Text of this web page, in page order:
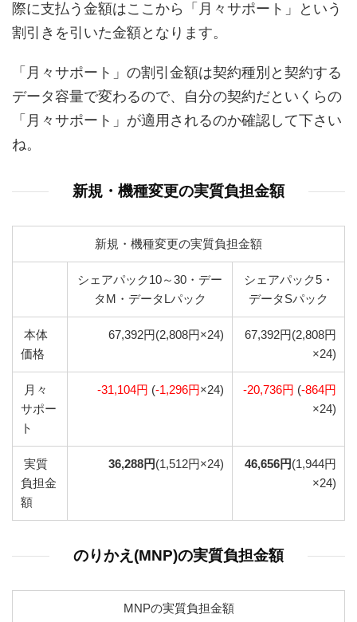
際に支払う金額はここから「月々サポート」という
割引きを引いた金額となります。
「月々サポート」の割引金額は契約種別と契約する
データ容量で変わるので、自分の契約だといくらの
「月々サポート」が適用されるのか確認して下さい
ね。
新規・機種変更の実質負担金額
新規・機種変更の実質負担金額
シェアパック10～30・デー
タM・データLパック
シェアパック5・
データSパック
本体
価格
67,392円(2,808円×24)
67,392円(2,808円
×24)
月々
サポー
ト
-31,104円 (-1,296円×24) -20,736円 (-864円
×24)
実質
負担金
額
36,288円(1,512円×24) 46,656円(1,944円
×24)
のりかえ(MNP)の実質負担金額
MNPの実質負担金額